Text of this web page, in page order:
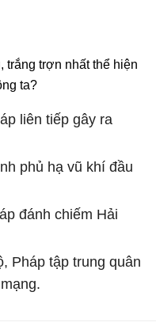
trắng trợn nhất thể hiện
ta?
liên tiếp gây ra
phủ hạ vũ khí đầu
đánh chiếm Hải
Pháp tập trung quân